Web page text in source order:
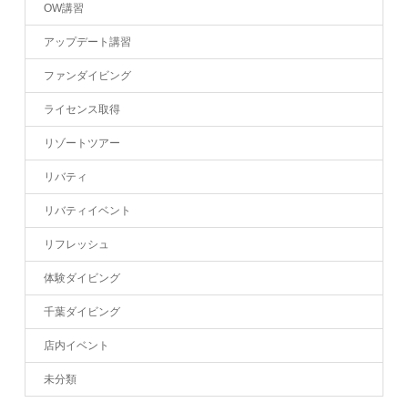
OW講習
アップデート講習
ファンダイビング
ライセンス取得
リゾートツアー
リバティ
リバティイベント
リフレッシュ
体験ダイビング
千葉ダイビング
店内イベント
未分類